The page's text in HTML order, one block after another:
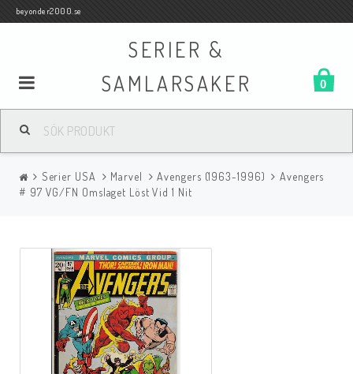
beyonder2000.se
SERIER &
SAMLARSAKER
0
Samlar- och Spelkort
Serier
Böcker
Serier USA Marvel Avengers (1963-1996)
Avengers
# 97 VG/FN Omslaget Löst Vid 1 Nit